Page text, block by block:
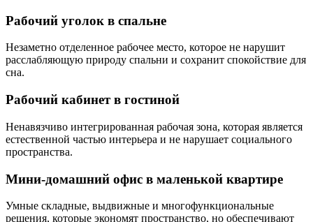
Рабочий уголок в спальне
Незаметно отделенное рабочее место, которое не нарушит
расслабляющую природу спальни и сохранит спокойствие для
сна.
Рабочий кабинет в гостиной
Ненавязчиво интегрированная рабочая зона, которая является
естественной частью интерьера и не нарушает социального
пространства.
Мини-домашний офис в маленькой квартире
Умные складные, выдвижные и многофункциональные
решения, которые экономят пространство, но обеспечивают